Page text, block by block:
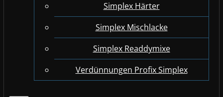
Simplex Härter
Simplex Mischlacke
Simplex Readdymixe
Verdünnungen Profix Simplex